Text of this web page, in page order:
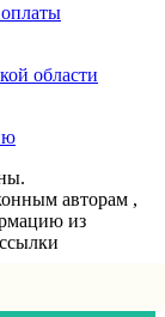
области
авторам ,
из